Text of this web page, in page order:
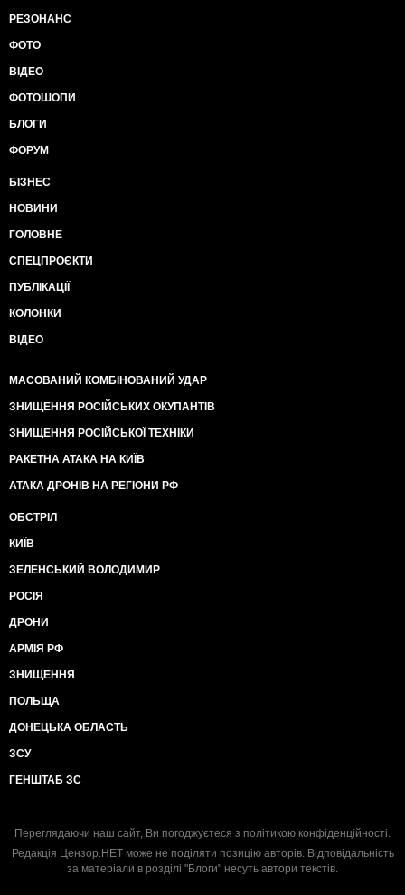
РЕЗОНАНС
ФОТО
ВІДЕО
ФОТОШОПИ
БЛОГИ
ФОРУМ
БІЗНЕС
НОВИНИ
ГОЛОВНЕ
СПЕЦПРОЄКТИ
ПУБЛІКАЦІЇ
КОЛОНКИ
ВІДЕО
МАСОВАНИЙ КОМБІНОВАНИЙ УДАР
ЗНИЩЕННЯ РОСІЙСЬКИХ ОКУПАНТІВ
ЗНИЩЕННЯ РОСІЙСЬКОЇ ТЕХНІКИ
РАКЕТНА АТАКА НА КИЇВ
АТАКА ДРОНІВ НА РЕГІОНИ РФ
ОБСТРІЛ
КИЇВ
ЗЕЛЕНСЬКИЙ ВОЛОДИМИР
РОСІЯ
ДРОНИ
АРМІЯ РФ
ЗНИЩЕННЯ
ПОЛЬЩА
ДОНЕЦЬКА ОБЛАСТЬ
ЗСУ
ГЕНШТАБ ЗС
Переглядаючи наш сайт, Ви погоджуєтеся з політикою конфіденційності.
Редакція Цензор.НЕТ може не поділяти позицію авторів. Відповідальність
за матеріали в розділі "Блоги" несуть автори текстів.